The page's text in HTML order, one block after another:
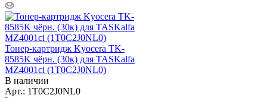
Тонер-картридж Kyocera TK-
8585K чёрн. (30к) для TASKalfa
MZ4001ci (1T0C2J0NL0)
В наличии
Арт.: 1T0C2J0NL0